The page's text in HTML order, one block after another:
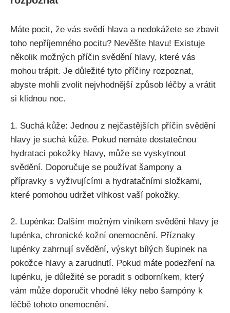
Máte pocit, že⁢ vás svědí hlava a ⁣nedokážete se zbavit
toho nepříjemného pocitu? Nevěšte hlavu! Existuje
několik možných příčin svědění hlavy,⁤ které vás
mohou trápit. Je důležité ‍tyto‌ příčiny‌ rozpoznat,
abyste mohli zvolit nejvhodnější způsob léčby a⁣ vrátit
si⁣ klidnou noc.
1. Suchá kůže: Jednou z nejčastějších příčin‌ svědění
hlavy je suchá kůže. Pokud nemáte dostatečnou
‌hydrataci‌ pokožky⁢ hlavy, může se vyskytnout
svědění. Doporučuje se používat šampony a
přípravky s vyživujícími a hydratačními složkami,
které pomohou⁣ udržet ⁤vlhkost vaší pokožky.
2. Lupénka: Dalším možným viníkem svědění hlavy je
lupénka, chronické kožní onemocnění.‌ Příznaky
lupénky zahrnují svědění,⁢ výskyt bílých⁣ šupinek na
pokožce hlavy a zarudnutí. Pokud máte podezření​ na
lupénku, ⁣je důležité se poradit ⁤s ⁢odborníkem,​ který
vám může doporučit vhodné léky nebo šampóny k
léčbě tohoto ​onemocnění.